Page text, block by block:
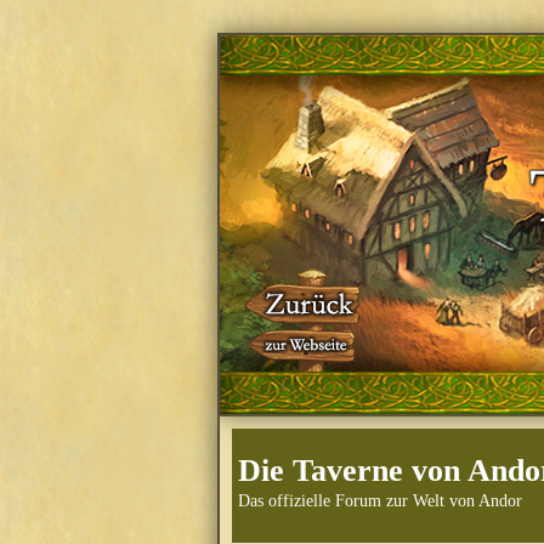
Die Taverne von
Das offizielle Forum zur Welt von Andor